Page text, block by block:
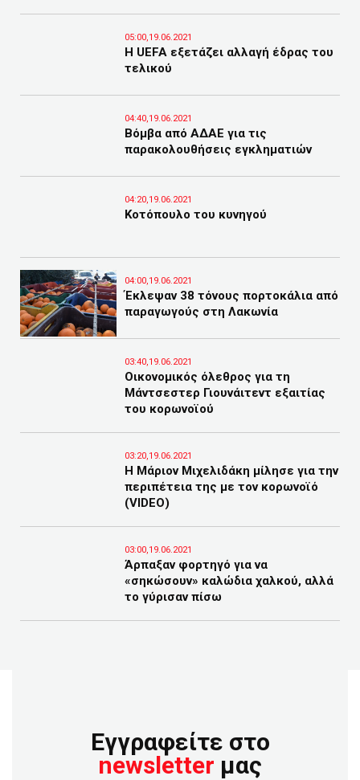
05:00,19.06.2021
Η UEFA εξετάζει αλλαγή έδρας του
τελικού
04:40,19.06.2021
Βόμβα από ΑΔΑΕ για τις
παρακολουθήσεις εγκληματιών
04:20,19.06.2021
Κοτόπουλο του κυνηγού
04:00,19.06.2021
Έκλεψαν 38 τόνους πορτοκάλια από
παραγωγούς στη Λακωνία
03:40,19.06.2021
Οικονομικός όλεθρος για τη
Μάντσεστερ Γιουνάιτεντ εξαιτίας
του κορωνοϊού
03:20,19.06.2021
Η Μάριον Μιχελιδάκη μίλησε για την
περιπέτεια της με τον κορωνοϊό
(VIDEO)
03:00,19.06.2021
Άρπαξαν φορτηγό για να
«σηκώσουν» καλώδια χαλκού, αλλά
το γύρισαν πίσω
Εγγραφείτε στο
newsletter μας